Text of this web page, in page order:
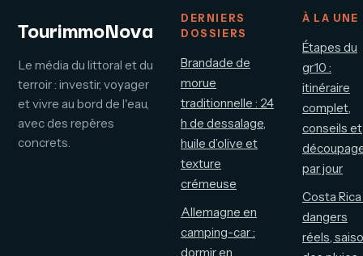
TourimmoNova
Le média du littoral et du
terroir : investir, voyager
et vivre au bord de l'eau,
avec des repères
concrets.
DERNIERS
DOSSIERS
Brandade de
morue
traditionnelle : 24
h de dessalage,
huile d’olive et
texture
crémeuse
Allemagne en
camping-car :
dormir en
À LA UNE
Étapes du
gr10 :
itinéraire
complet,
conseils et
par jour
Costa Rica
dangers
réels,